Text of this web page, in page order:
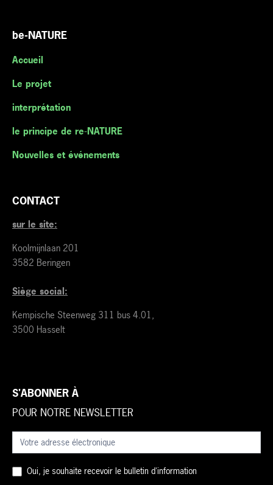
be-NATURE
Accueil
Le projet
interprétation
le principe de re-NATURE
Nouvelles et événements
CONTACT
sur le site:
Koolmijnlaan 201
3582 Beringen
Siège social:
Kempische Steenweg 311 bus 4.01,
3500 Hasselt
S'ABONNER À
POUR NOTRE NEWSLETTER
Nieuwsbrief
(fr)
Oui, je souhaite recevoir le bulletin d'information